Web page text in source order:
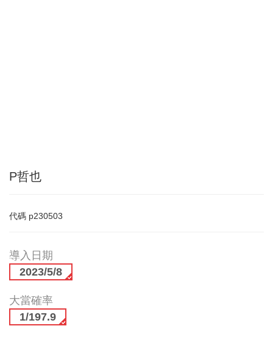
P哲也
代碼 p230503
導入日期
2023/5/8
大當確率
1/197.9